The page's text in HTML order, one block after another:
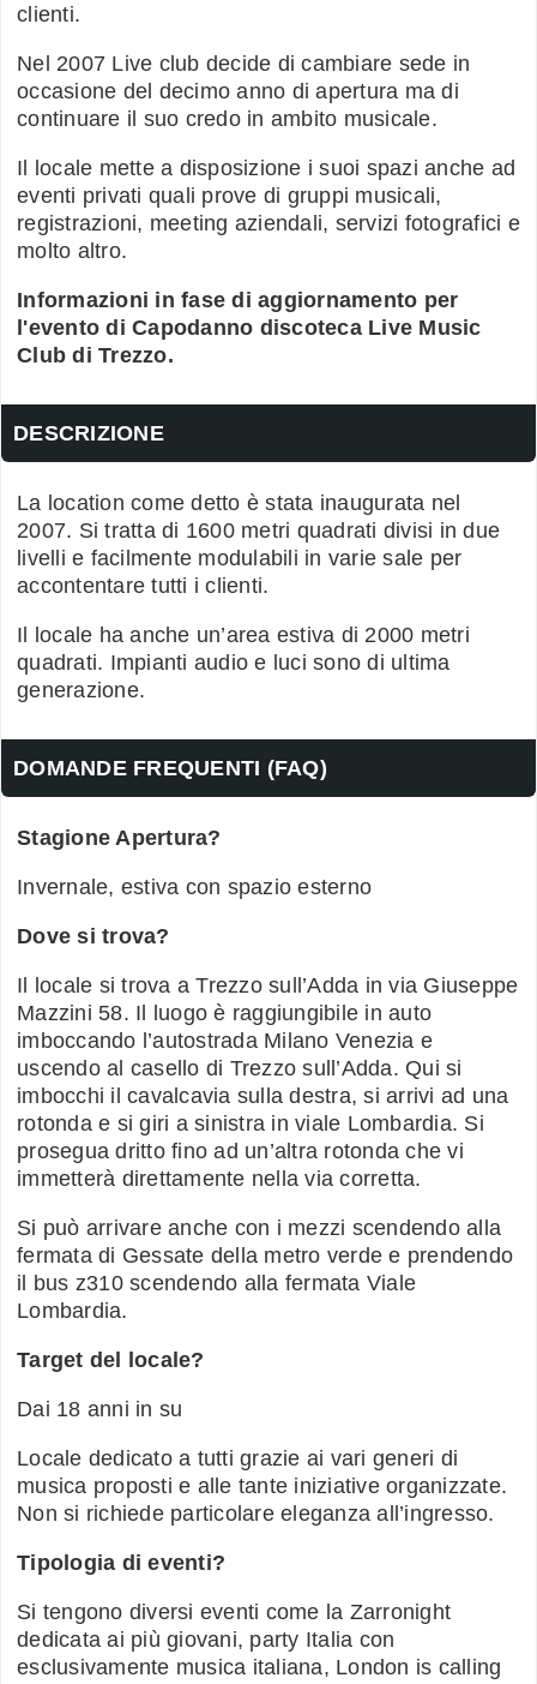
clienti.
Nel 2007 Live club decide di cambiare sede in
occasione del decimo anno di apertura ma di
continuare il suo credo in ambito musicale.
Il locale mette a disposizione i suoi spazi anche ad
eventi privati quali prove di gruppi musicali,
registrazioni, meeting aziendali, servizi fotografici e
molto altro.
Informazioni in fase di aggiornamento per
l'evento di Capodanno discoteca Live Music
Club di Trezzo.
DESCRIZIONE
La location come detto è stata inaugurata nel
2007. Si tratta di 1600 metri quadrati divisi in due
livelli e facilmente modulabili in varie sale per
accontentare tutti i clienti.
Il locale ha anche un’area estiva di 2000 metri
quadrati. Impianti audio e luci sono di ultima
generazione.
DOMANDE FREQUENTI (FAQ)
Stagione Apertura?
Invernale, estiva con spazio esterno
Dove si trova?
Il locale si trova a Trezzo sull’Adda in via Giuseppe
Mazzini 58. Il luogo è raggiungibile in auto
imboccando l’autostrada Milano Venezia e
uscendo al casello di Trezzo sull’Adda. Qui si
imbocchi il cavalcavia sulla destra, si arrivi ad una
rotonda e si giri a sinistra in viale Lombardia. Si
prosegua dritto fino ad un’altra rotonda che vi
immetterà direttamente nella via corretta.
Si può arrivare anche con i mezzi scendendo alla
fermata di Gessate della metro verde e prendendo
il bus z310 scendendo alla fermata Viale
Lombardia.
Target del locale?
Dai 18 anni in su
Locale dedicato a tutti grazie ai vari generi di
musica proposti e alle tante iniziative organizzate.
Non si richiede particolare eleganza all’ingresso.
Tipologia di eventi?
Si tengono diversi eventi come la Zarronight
dedicata ai più giovani, party Italia con
esclusivamente musica italiana, London is calling